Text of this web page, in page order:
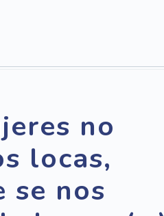
no
locas,
se nos